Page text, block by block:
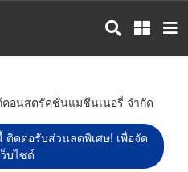
คอนสตรัคชั่นแมชีนเนอรี่ จำกัด
ติดต่อรับส่วนลดพิเศษ! เพื่อจัด
บไซต์